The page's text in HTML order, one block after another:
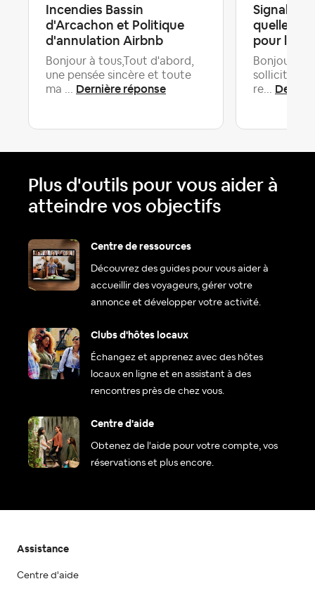
Incendies Bassin
d'Arcachon et Politique
d'annulation Airbnb
Bonjour à tous,Tout d'abord,
une pensée sincère et toute
ma ... Dernière réponse
Signaler
quelles
pour
Bonjour à
sollicite
re...
Plus d'outils pour vous aider à
atteindre vos objectifs
Centre de ressources
Découvrez des guides pour vous aider à
accueillir des voyageurs, gérer votre
annonce et développer votre activité.
Clubs d'hôtes locaux
Échangez et apprenez avec des hôtes
locaux en ligne et en assistant à des
rencontres près de chez vous.
Centre d'aide
Obtenez de l'aide pour votre compte, vos
réservations et plus encore.
Assistance
Centre d'aide